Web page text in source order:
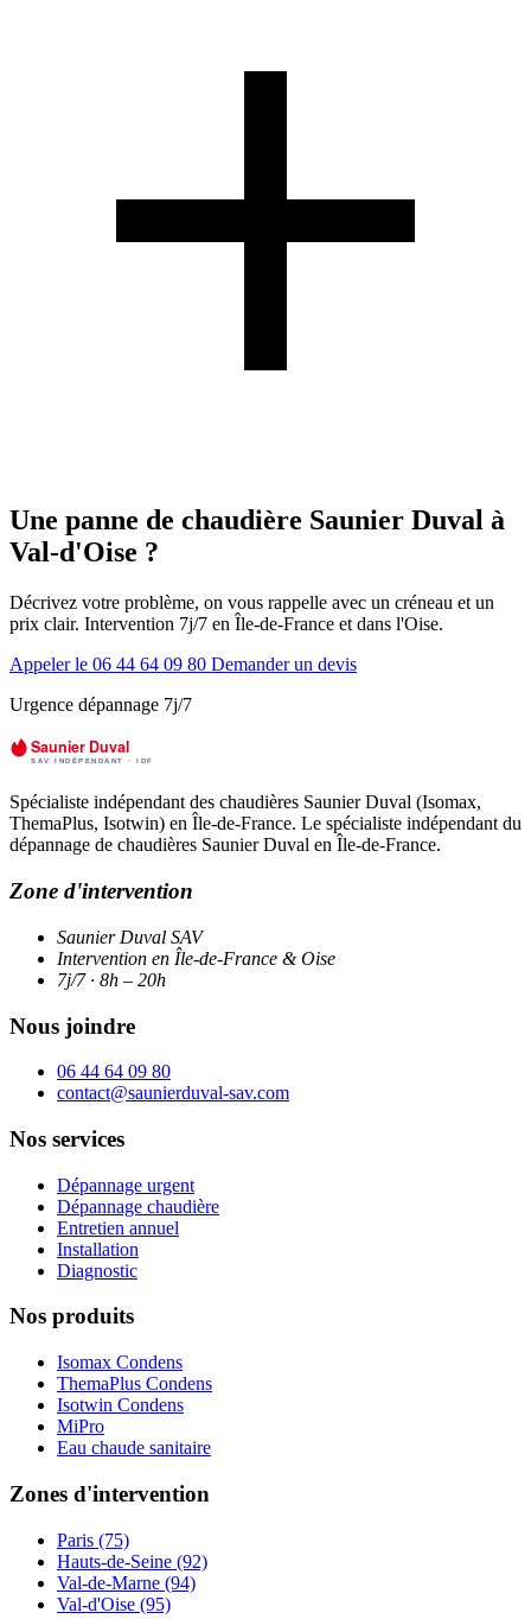
Une panne de chaudière Saunier Duval à
Val-d'Oise ?
Décrivez votre problème, on vous rappelle avec un créneau et un
prix clair. Intervention 7j/7 en Île-de-France et dans l'Oise.
Appeler le 06 44 64 09 80 Demander un devis
Urgence dépannage 7j/7
Spécialiste indépendant des chaudières Saunier Duval (Isomax,
ThemaPlus, Isotwin) en Île-de-France. Le spécialiste indépendant du
dépannage de chaudières Saunier Duval en Île-de-France.
Zone d'intervention
Saunier Duval SAV
Intervention en Île-de-France & Oise
7j/7 · 8h – 20h
Nous joindre
06 44 64 09 80
contact@saunierduval-sav.com
Nos services
Dépannage urgent
Dépannage chaudière
Entretien annuel
Installation
Diagnostic
Nos produits
Isomax Condens
ThemaPlus Condens
Isotwin Condens
MiPro
Eau chaude sanitaire
Zones d'intervention
Paris (75)
Hauts-de-Seine (92)
Val-de-Marne (94)
Val-d'Oise (95)